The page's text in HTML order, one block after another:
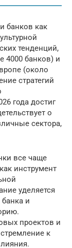
банков как
тенденций,
4000 банков) и
(около
стратегий
года достиг
о
сектора,
все чаще
инструмент
уделяется
и
проектов и
к